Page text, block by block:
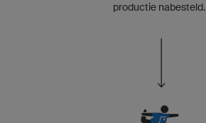
productie nabesteld.